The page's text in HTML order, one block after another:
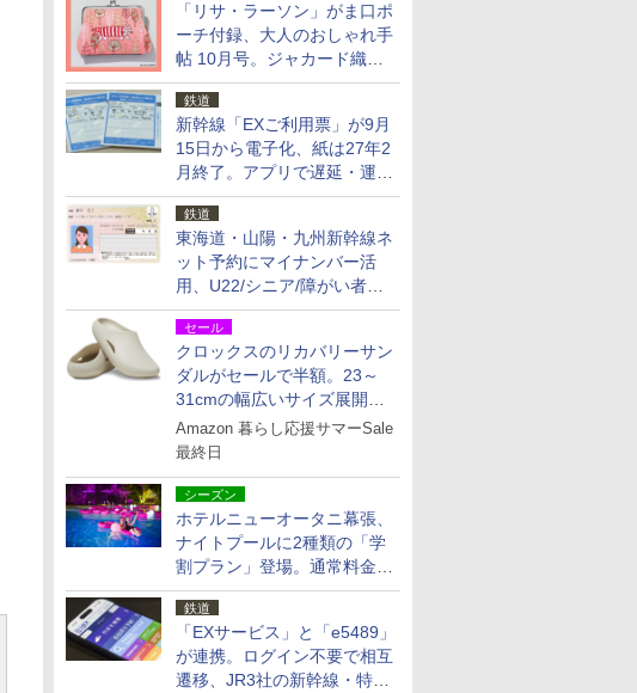
「リサ・ラーソン」がま口ポ
ーチ付録、大人のおしゃれ手
帖 10月号。ジャカード織の
北欧猫デザイン
鉄道
新幹線「EXご利用票」が9月
15日から電子化、紙は27年2
月終了。アプリで遅延・運休
も確認可能に
鉄道
東海道・山陽・九州新幹線ネ
ット予約にマイナンバー活
用、U22/シニア/障がい者割
を9月15日から発売
セール
クロックスのリカバリーサン
ダルがセールで半額。23～
31cmの幅広いサイズ展開、
独自のクッション素材を採用
Amazon 暮らし応援サマーSale
最終日
シーズン
ホテルニューオータニ幕張、
ナイトプールに2種類の「学
割プラン」登場。通常料金の
およそ半額でお得に夜活
鉄道
「EXサービス」と「e5489」
が連携。ログイン不要で相互
遷移、JR3社の新幹線・特急